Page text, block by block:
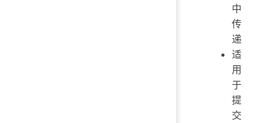
中
传
递
适
用
于
提
交